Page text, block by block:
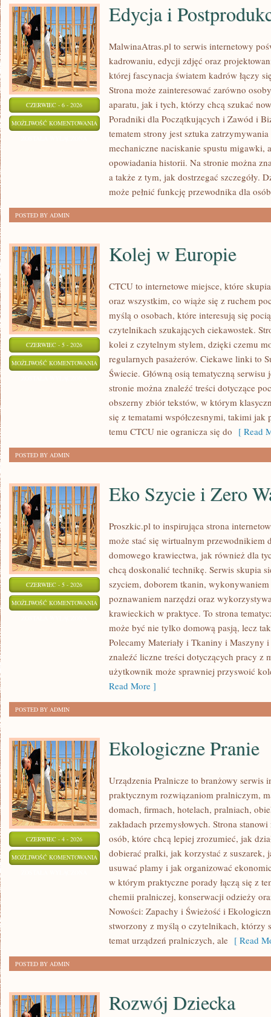
CZERWIEC - 6 - 2026
MOŻLIWOŚĆ KOMENTOWANIA EDYCJA
POSTPRODUKCJA
Edycja i
MalwinaAtras.pl to serwis internetowy
kadrowaniu, edycji zdjęć oraz
której fascynacja światem kadrów łączy
Strona może zainteresować zarówno
aparatu, jak i tych, którzy chcą szukać
Poradniki dla Początkujących i Zawód i
tematem strony jest sztuka
mechaniczne naciskanie spustu migawki,
opowiadania historii. Na stronie można
a także z tym, jak dostrzegać szczegóły.
może pełnić funkcję przewodnika dla
POSTED BY ADMIN
CZERWIEC - 5 - 2026
MOŻLIWOŚĆ KOMENTOWANIA KOLEJ
EUROPIE
Kolej w Europie
CTCU to internetowe miejsce, które
oraz wszystkim, co wiąże się z ruchem
myślą o osobach, które interesują się
czytelnikach szukających ciekawostek.
kolei z czytelnym stylem, dzięki czemu
regularnych pasażerów. Ciekawe linki to
Świecie. Główną osią tematyczną
stronie można znaleźć treści dotyczące
obszerny zbiór tekstów, w którym
się z tematami współczesnymi, takimi
temu CTCU nie ogranicza się do [ Read
POSTED BY ADMIN
CZERWIEC - 5 - 2026
MOŻLIWOŚĆ KOMENTOWANIA
SZYCIE
ZERO
WASTE
Eko Szycie i Zero
Proszkic.pl to inspirująca strona
może stać się wirtualnym przewodnikiem
domowego krawiectwa, jak również dla
chcą doskonalić technikę. Serwis skupia
szyciem, doborem tkanin,
poznawaniem narzędzi oraz
krawieckich w praktyce. To strona
może być nie tylko domową pasją, lecz
Polecamy Materiały i Tkaniny i Maszyny
znaleźć liczne treści dotyczących pracy z
użytkownik może sprawniej przyswoić
Read More ]
POSTED BY ADMIN
CZERWIEC - 4 - 2026
MOŻLIWOŚĆ KOMENTOWANIA EKOLOGICZNE
PRANIE
Ekologiczne Pranie
Urządzenia Pralnicze to branżowy serwis
praktycznym rozwiązaniom pralniczym,
domach, firmach, hotelach, pralniach,
zakładach przemysłowych. Strona
osób, które chcą lepiej zrozumieć, jak
dobierać pralki, jak korzystać z suszarek,
usuwać plamy i jak organizować
w którym praktyczne porady łączą się z
chemii pralniczej, konserwacji odzieży
Nowości: Zapachy i Świeżość i
stworzony z myślą o czytelnikach, którzy
temat urządzeń pralniczych, ale [ Read
POSTED BY ADMIN
Rozwój Dziecka